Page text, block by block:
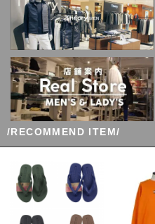
/RECOMMEND ITEM/